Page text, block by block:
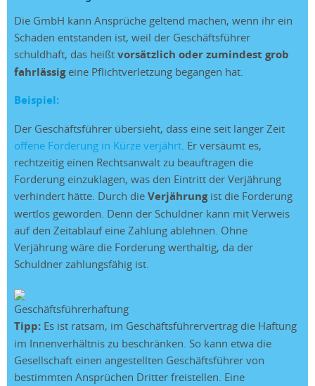
Die GmbH kann Ansprüche geltend machen, wenn ihr ein
Schaden entstanden ist, weil der Geschäftsführer
schuldhaft, das heißt vorsätzlich oder zumindest grob
fahrlässigeine Pflichtverletzung begangen hat.
Beispiel:
Der Geschäftsführer übersieht, dass eine seit langer Zeit
offene Forderung in Kürze verjährt . Er versäumt es,
rechtzeitig einen Rechtsanwalt zu beauftragen die
Forderung einzuklagen, was den Eintritt der Verjährung
verhindert hätte. Durch die Verjährungist die Forderung
wertlos geworden. Denn der Schuldner kann mit Verweis
auf den Zeitablauf eine Zahlung ablehnen. Ohne
Verjährung wäre die Forderung werthaltig, da der
Schuldner zahlungsfähig ist.
Tipp: Es ist ratsam, im Geschäftsführervertrag die Haftung
im Innenverhältnis zu beschränken. So kann etwa die
Gesellschaft einen angestellten Geschäftsführer von
bestimmten Ansprüchen Dritter freistellen. Eine